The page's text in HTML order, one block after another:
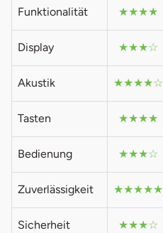
Funktionalität ★★★★
Display ★★★☆
Akustik ★★★★☆
Tasten ★★★★
Bedienung ★★★☆
Zuverlässigkeit ★★★★★
Sicherheit ★★★☆